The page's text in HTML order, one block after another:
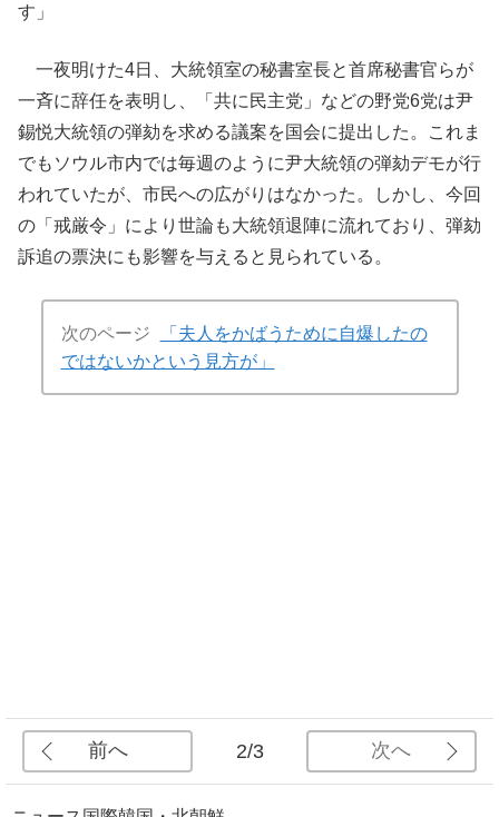
す」
一夜明けた4日、大統領室の秘書室長と首席秘書官らが
一斉に辞任を表明し、「共に民主党」などの野党6党は尹
錫悦大統領の弾劾を求める議案を国会に提出した。これま
でもソウル市内では毎週のように尹大統領の弾劾デモが行
われていたが、市民への広がりはなかった。しかし、今回
の「戒厳令」により世論も大統領退陣に流れており、弾劾
訴追の票決にも影響を与えると見られている。
次のページ
「夫人をかばうために自爆したの
ではないかという見方が」
前へ 2/3 次へ